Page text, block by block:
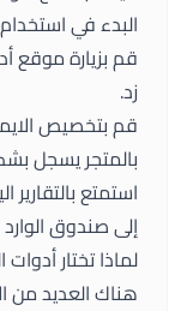
البدء في استخدام
قم بزيارة موقع
زد.
قم بتخصيص
بالمتجر يسجل
استمتع بالتقارير
إلى صندوق
لماذا تختار أدوات
هناك العديد من